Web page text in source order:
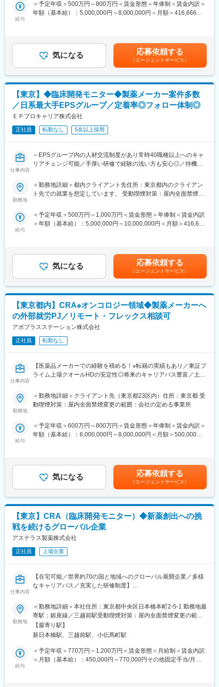
ご自身の「将来こうなりたい！この経験を積みたい！」という気
持ちに向き合う会社です。キャリア形成に熱い営業担当がいる為
る事ができます。面談場所は会社やカフェ(業務状況によってはリ
モート対応も可)など、リラックスして話せる場所で行う為相談も
しやすい工夫をしています。
■東証プライム上場・調剤大手のクオールHD傘下：
東証プライム上場の大手調剤薬局チェーンを展開するクオールの
中核子会社です。CRO事業の一層の拡充を図るため、クオール
RD（CRO）と統合し2017年4月より新生アポプラスステーション
として始動しております。
変更の範囲：会社の定める業務
運用するモニタリング、症例報告書チェック・回収、治験終了の
諸手続きなど臨床開発業務全般を行います。外部就労型を通じ、
他プロジェクトでのご提案いたします。
■外部就労プロジェクトについて：
～「配属される」のではなく、「キャリアを選ぶ」CRAへ～
アポプラスステーションの外部就労型CRAは、就業前に派遣先と
の面談があり、試験内容や役割を理解したうえでキャリアを選択
できるため、
「どんな経験を積みたいか」を考えながら主体的にキャリア形成
ができることが特徴です。
また、製薬メーカーの就労環境で勤務いただくため、過度な残業
もあり、専門性を高めながら成長することができる環境です。
（成果や評価に応じて就業先メーカーへ転籍した実績もございま
また、当社では外部就労型だけでなく受託型案件も保有している
す。
・外資系製薬メーカー（オンコロジー、CNS、皮膚科、眼科、循
・国内製薬メーカー（オンコロジー、泌尿器、アレルギー領
域） など
■人のキャリアに向き合う会社
ご自身の「将来こうなりたい！この経験を積みたい！」という気
持ちに向き合う会社です。キャリア形成に熱い営業担当がいる為
いつでも気軽に相談できます。
1か月1回を目安にメンターとの定期面談あり「業務、キャリアプ
ラン、お悩み相談」等一緒に考える事ができます。
変更の範囲：会社の定める業務
給与
＜予定年収＞500万円～800万円＜賃金形態＞年俸制＜賃金内訳＞
年額（基本給）：5,000,000円～8,000,000円＜月額＞416,666円
対象外スタッフ職で入社の場合、時間外手当は別途支給されま
す。賃金はあくまでも目安の金額であり、選考を通じて上下する
可能性があります。月給(月額)は固定手当を含めた表記です。
気になる 応募依頼する
（エージェントサービス）
【東京】◆臨床開発モニター◆製薬メーカー案件多数
／日系最大手EPSグループ／定着率◎フォロー体制◎
ＥＰプロキャリア株式会社
正社員 転勤なし 5名以上採用
仕事内容
～EPSグループ内の人材交流制度があり常時40職種以上へのキャ
リアチェンジ可能／手厚い研修で経験の浅い方も安心◎／待機者
■概要：
当社は、EPSグループの一員として、前身の「イーピーメイト
ています。
直近では外資系製薬メーカーからのご依頼が増えており、グロー
＜当社CRAとして働くメリット3選！＞
（1）豊富な案件数
案件の受託状況は好調で、CRAの稼働率は100%です。プライマ
リーだけでなく、オンコロジー、希少疾患領域なども受託実績が
多く、グローバル試験の経験を積むことができます。
（2）社員の面倒見が良く定着率も◎！
派遣先で働いていても、管理担当と月に1回程度しっかりとご面談
をしていただきますので、現場の悩みや今後のキャリアに関して
も相談することができます。また、社員同士の横のつながりも活
（3）メーカーへの直雇用実績あり！
のもと、直接雇用にて製薬メーカー社員になる方もおります。ご
縁があれば弊社としては前向きに送り出しておりますので、製薬
■EPSグループについて：
グループの総合力を活かして、あらゆる段階で製薬企業・医療機
製薬企業や医療機関の基盤づくりをサポート。これら多様な事業
の相乗効果によって、健康産業の業務を幅広く支援しています。
変更の範囲：会社の定める業務
勤務地
＜勤務地詳細＞都内クライアント先住所：東京都内のクライアン
ト先での就業を想定しています。 受動喫煙対策：屋内全面禁煙変
給与
＜予定年収＞500万円～1,000万円＜賃金形態＞年俸制＜賃金内訳
＞年額（基本給）：5,000,000円～10,000,000円＜月額＞416,666
て上下する可能性があります。月給(月額)は固定手当を含めた表記
です。 気になる 応募依頼する
（エージェントサービス）
【東京都内】CRA※オンコロジー領域◆製薬メーカーへ
の外部就労PJ／リモート・フレックス相談可
アポプラスステーション株式会社
正社員 転勤なし
仕事内容
【医薬品メーカーでの経験を積める！※転籍の実績もあり／東証プ
ライム上場クオールHDの安定性◎将来のキャリアパス豊富／土日
■業務内容：
臨床開発モニターとして、クライアント先にてモニター業務をお
運用するモニタリング、症例報告書チェック・回収、治験終了の
諸手続きなど臨床開発業務全般を行います。外部就労型を通じ、
他プロジェクトでのご提案いたします。
■外部就労プロジェクトについて：
～「配属される」のではなく、「キャリアを選ぶ」CRAへ～
アポプラスステーションの外部就労型CRAは、就業前に派遣先と
の面談があり、試験内容や役割を理解したうえでキャリアを選択
できるため、
「どんな経験を積みたいか」を考えながら主体的にキャリア形成
ができることが特徴です。
また、製薬メーカーの就労環境で勤務いただくため、過度な残業
もあり、専門性を高めながら成長することができる環境です。
（成果や評価に応じて就業先メーカーへ転籍した実績もございま
また、当社では外部就労型だけでなく受託型案件も保有している
ため、将来的にはマネジメントやスペシャリスト職、本社での新
たな業務への挑戦など、多様なキャリアパスを描くことが可能で
す。
・外資系製薬メーカー（オンコロジー、CNS、皮膚科、眼科、循
環器領域）※グローバルスタディ有り
勤務地
＜勤務地詳細＞クライアント先（東京都23区内）住所：東京都 受
動喫煙対策：屋内全面禁煙変更の範囲：会社の定める事業所
給与
＜予定年収＞600万円～800万円＜賃金形態＞年俸制＜賃金内訳＞
年額（基本給）：6,000,000円～8,000,000円＜月額＞500,000円
対象外スタッフ職で入社の場合、時間外手当は別途支給されま
す。賃金はあくまでも目安の金額であり、選考を通じて上下する
可能性があります。月給(月額)は固定手当を含めた表記です。
気になる 応募依頼する
（エージェントサービス）
【東京】CRA（臨床開発モニター）◆新薬創出への挑
戦を続けるグローバル企業
アステラス製薬株式会社
正社員 上場企業
仕事内容
【在宅可能／世界約70の国と地域へのグローバル展開企業／多様
なキャリアパス／充実した研修制度】
■業務内容：
・医療機関選定（Site Selection）
・事前評価訪問（Pre-Trial Assessment）
・被験者募集・継続参加施策の立案・推進
・施設立ち上げ（Site Activation／Initiation）
・オンサイトおよびリモートモニタリング
・医療機関との関係構築・維持
勤務地
＜勤務地詳細＞本社住所：東京都中央区日本橋本町2-5-1 勤務地最
寄駅：銀座線／三越前駅受動喫煙対策：屋内全面禁煙変更の範
囲：会社の定める事業所（リモートワーク含む）
【最寄り駅】
新日本橋駅、三越前駅、小伝馬町駅
給与
＜予定年収＞770万円～1,200万円＜賃金形態＞月給制＜賃金内訳
＞月額（基本給）：450,000円～770,000円その他固定手当/月：